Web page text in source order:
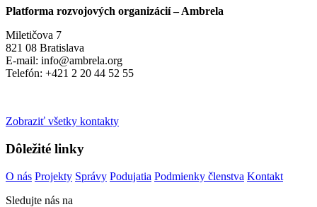
Platforma rozvojových organizácií – Ambrela
Miletičova 7
821 08 Bratislava
E-mail: info@ambrela.org
Telefón: +421 2 20 44 52 55
Zobraziť všetky kontakty
Dôležité linky
O nás Projekty Správy Podujatia Podmienky členstva Kontakt
Sledujte nás na